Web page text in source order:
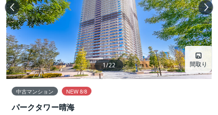
間取り
1/22
中古マンション NEW 8/8
パークタワー晴海